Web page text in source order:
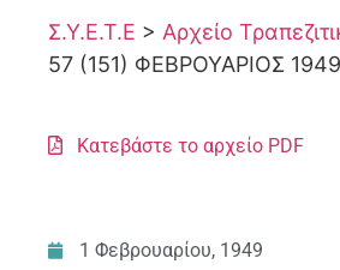
Σ.Υ.Ε.Τ.Ε > Αρχείο
57 (151) ΦΕΒΡΟΥΑΡΙΟΣ 1949
Κατεβάστε το αρχείο PDF
1 Φεβρουαρίου, 1949